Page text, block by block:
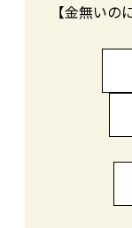
【金無いの